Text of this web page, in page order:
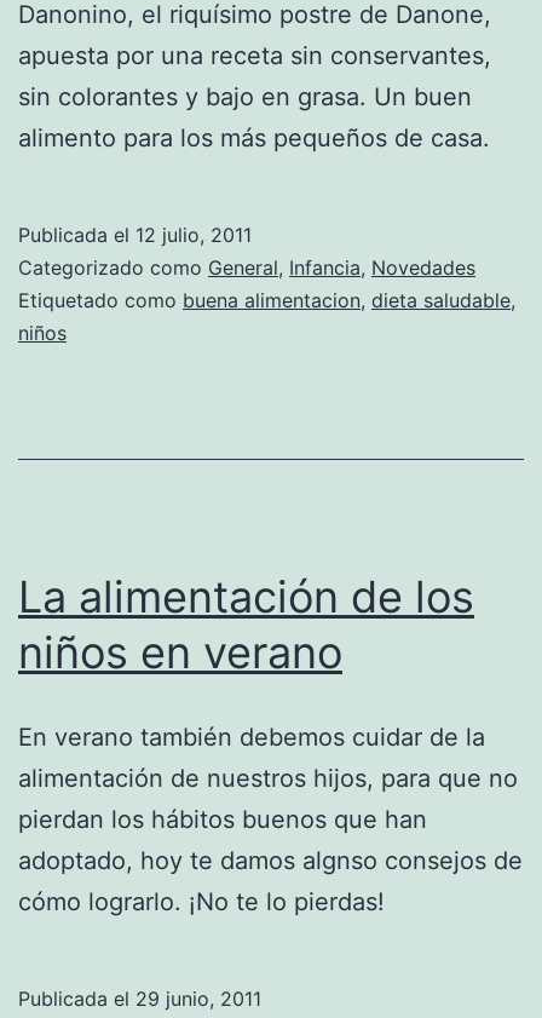
Danonino, el riquísimo postre de Danone,
apuesta por una receta sin conservantes,
sin colorantes y bajo en grasa. Un buen
alimento para los más pequeños de casa.
Publicada el 12 julio, 2011
Categorizado como General, Infancia, Novedades
Etiquetado como buena alimentacion, dieta saludable,
niños
La alimentación de los
niños en verano
En verano también debemos cuidar de la
alimentación de nuestros hijos, para que no
pierdan los hábitos buenos que han
adoptado, hoy te damos algnso consejos de
cómo lograrlo. ¡No te lo pierdas!
Publicada el 29 junio, 2011